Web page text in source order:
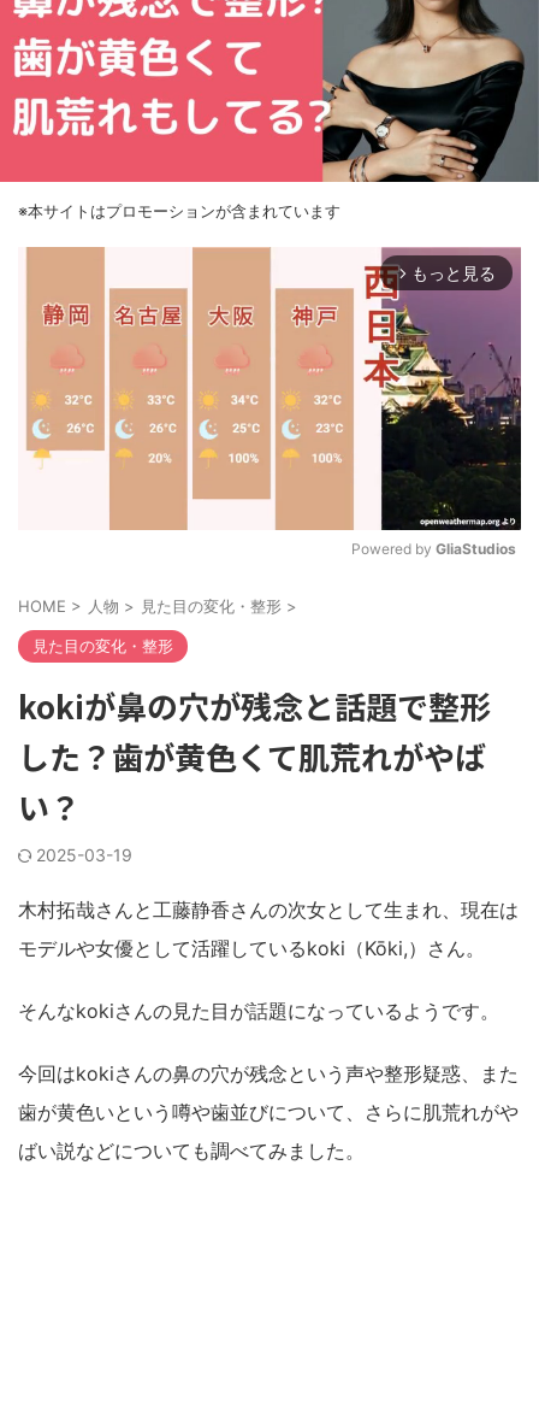
※本サイトはプロモーションが含まれています
arrow_forward_ios もっと見る
Powered by GliaStudios
HOME > 人物 > 見た目の変化・整形 >
見た目の変化・整形
kokiが鼻の穴が残念と話題で整形
した？歯が黄色くて肌荒れがやば
い？
2025-03-19
木村拓哉さんと工藤静香さんの次女として生まれ、現在は
モデルや女優として活躍しているkoki（Kōki,）さん。
そんなkokiさんの見た目が話題になっているようです。
今回はkokiさんの鼻の穴が残念という声や整形疑惑、また
歯が黄色いという噂や歯並びについて、さらに肌荒れがや
ばい説などについても調べてみました。